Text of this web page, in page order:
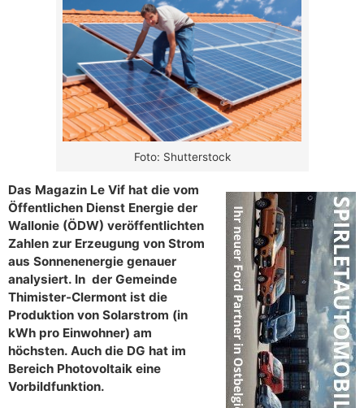
Foto: Shutterstock
Das Magazin Le Vif hat die vom
Öffentlichen Dienst Energie der
Wallonie (ÖDW) veröffentlichten
Zahlen zur Erzeugung von Strom
aus Sonnenenergie genauer
analysiert. In der Gemeinde
Thimister-Clermont ist die
Produktion von Solarstrom (in
kWh pro Einwohner) am
höchsten. Auch die DG hat im
Bereich Photovoltaik eine
Vorbildfunktion.